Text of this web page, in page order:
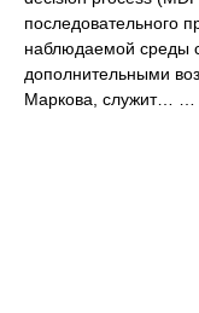
последовательного
наблюдаемой среды
дополнительными
Маркова, служит… …